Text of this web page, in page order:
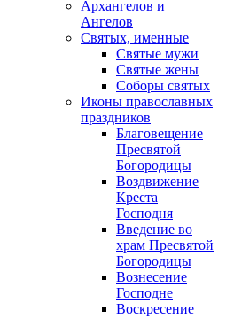
Архангелов и
Ангелов
Святых, именные
Святые мужи
Святые жены
Соборы святых
Иконы православных
праздников
Благовещение
Пресвятой
Богородицы
Воздвижение
Креста
Господня
Введение во
храм Пресвятой
Богородицы
Вознесение
Господне
Воскресение